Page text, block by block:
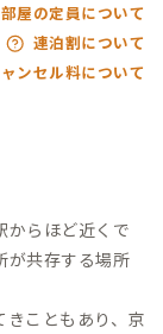
部屋の定員について
連泊割について
ンセル料について
からほど近くで
が共存する場所
きこともあり、京